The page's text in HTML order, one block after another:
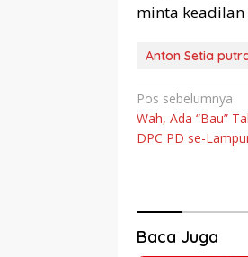
minta
Anton Setia
Navigasi
pos
Pos sebelumnya
Wah, Ada “Bau”
DPC PD se-
Baca Juga